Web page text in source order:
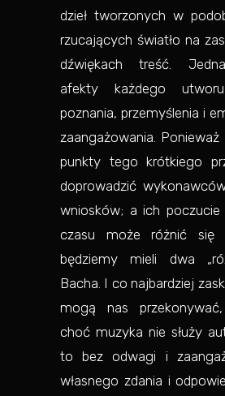
dzieł tworzonych w
rzucających światło na
dźwiękach treść.
afekty każdego
poznania, przemyślenia i
zaangażowania.
punkty tego krótkiego
doprowadzić
wniosków; a ich poczucie
czasu może różnić się
będziemy mieli dwa
Bacha. I co najbardziej
mogą nas
choć muzyka nie służy
to bez odwagi i
własnego zdania i